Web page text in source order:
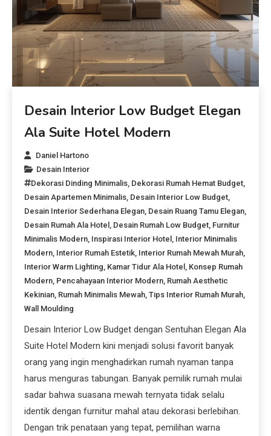
Desain Interior Low Budget Elegan
Ala Suite Hotel Modern
Daniel Hartono
Desain Interior
Dekorasi Dinding Minimalis, Dekorasi Rumah Hemat Budget,
Desain Apartemen Minimalis, Desain Interior Low Budget,
Desain Interior Sederhana Elegan, Desain Ruang Tamu Elegan,
Desain Rumah Ala Hotel , Desain Rumah Low Budget, Furnitur
Minimalis Modern, Inspirasi Interior Hotel , Interior Minimalis
Modern, Interior Rumah Estetik, Interior Rumah Mewah Murah,
Interior Warm Lighting, Kamar Tidur Ala Hotel , Konsep Rumah
Modern, Pencahayaan Interior Modern, Rumah Aesthetic
Kekinian, Rumah Minimalis Mewah,Tips Interior Rumah Murah,
Wall Moulding
Desain Interior Low Budget dengan Sentuhan Elegan Ala
Suite Hotel Modern kini menjadi solusi favorit banyak
orang yang ingin menghadirkan rumah nyaman tanpa
harus menguras tabungan. Banyak pemilik rumah mulai
sadar bahwa suasana mewah ternyata tidak selalu
identik dengan furnitur mahal atau dekorasi berlebihan.
Dengan trik penataan yang tepat, pemilihan warna